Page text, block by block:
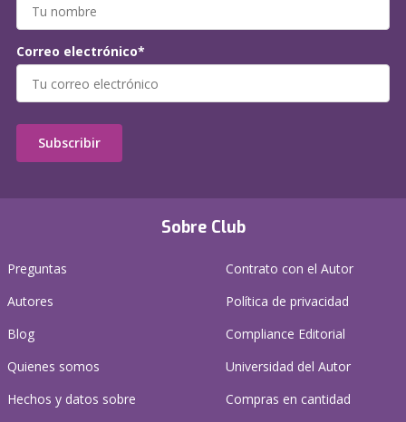
Sobre Club
Preguntas
Autores
Blog
Quienes somos
Hechos y datos sobre
Contrato con el Autor
Política de privacidad
Compliance Editorial
Universidad del Autor
Compras en cantidad
Correo electrónico*
Subscribir